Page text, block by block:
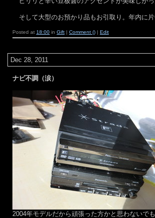
そして大型のお預かり品もお引取り。年内に片
Posted at 18:00 in Gift | Comment () | Edit
Dec 28, 2011
ナビ不調（涙）
2004年モデルだから頑張った方かと思わないで